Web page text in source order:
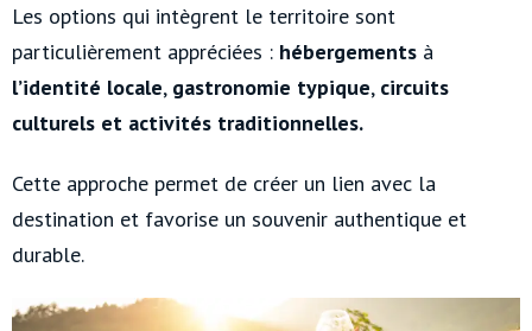
Les options qui intègrent le territoire sont
particulièrement appréciées : hébergements à
l’identité locale, gastronomie typique, circuits
culturels et activités traditionnelles.
Cette approche permet de créer un lien avec la
destination et favorise un souvenir authentique et
durable.